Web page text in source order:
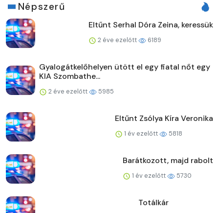
Népszerű
Eltűnt Serhal Dóra Zeina, keressük
2 éve ezelőtt 6189
Gyalogátkelőhelyen ütött el egy fiatal nőt egy
KIA Szombathe...
2 éve ezelőtt 5985
Eltűnt Zsólya Kíra Veronika
1 év ezelőtt 5818
Barátkozott, majd rabolt
1 év ezelőtt 5730
Totálkár